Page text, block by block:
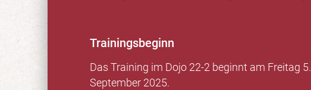
Trainingsbeginn
Das Training im Dojo 22-2 beginnt am Freitag 5.
September 2025.